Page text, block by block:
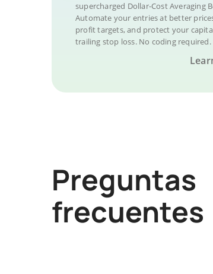
supercharged Dollar-Cost Averaging
Automate your entries at better
profit targets, and protect your
trailing stop loss. No coding required.
Preguntas
frecuentes